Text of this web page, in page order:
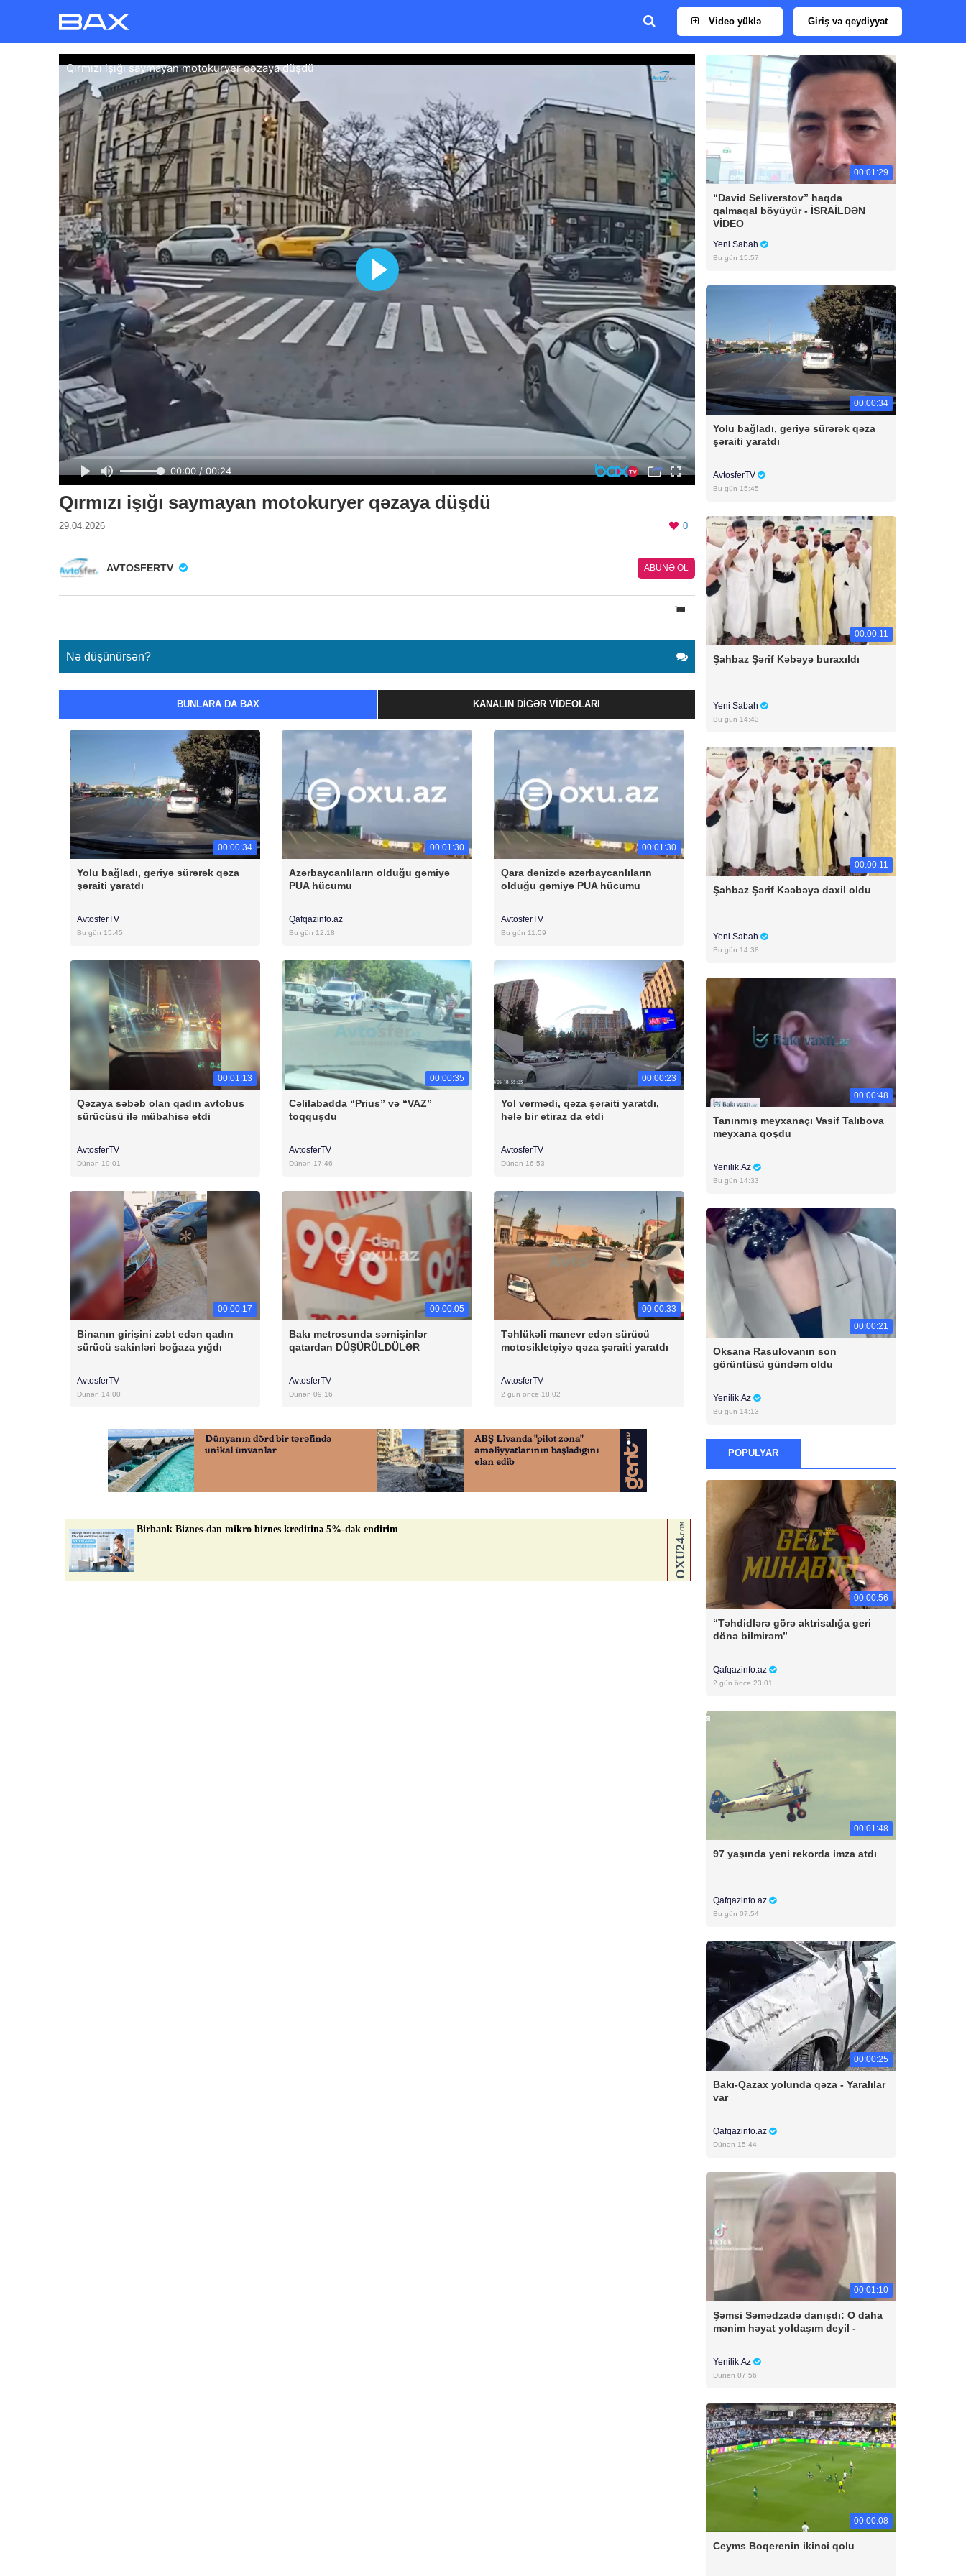
Video yüklə Giriş və qeydiyyat
Qırmızı işığı saymayan motokuryer qəzaya düşdü
29.04.2026 0
AVTOSFERTV ABUNƏ OL
Nə düşünürsən?
BUNLARA DA BAX KANALIN DIGƏR VIDEOLARI
00:00:34
Yolu bağladı, geriyə sürərək qəza
şəraiti yaratdı
AvtosferTV
Bu gün 15:45
00:01:30
Azərbaycanlıların olduğu gəmiyə
PUA hücumu
Qafqazinfo.az
Bu gün 12:18
00:01:30
Qara dənizdə azərbaycanlıların
olduğu gəmiyə PUA hücumu
AvtosferTV
Bu gün 11:59
00:01:13
Qəzaya səbəb olan qadın avtobus
sürücüsü ilə mübahisə etdi
AvtosferTV
Dünən 19:01
00:00:35
Cəlilabadda “Prius” və “VAZ”
toqquşdu
AvtosferTV
Dünən 17:46
00:00:23
Yol vermədi, qəza şəraiti yaratdı,
hələ bir etiraz da etdi
AvtosferTV
Dünən 16:53
00:00:17
Binanın girişini zəbt edən qadın
sürücü sakinləri boğaza yığdı
AvtosferTV
Dünən 14:00
00:00:05
Bakı metrosunda sərnişinlər
qatardan DÜŞÜRÜLDÜLƏR
AvtosferTV
Dünən 09:16
00:00:33
Təhlükəli manevr edən sürücü
motosikletçiyə qəza şəraiti yaratdı
AvtosferTV
2 gün öncə 18:02
00:01:29
“David Seliverstov” haqda
qalmaqal böyüyür - İSRAİLDƏN
VİDEO
Yeni Sabah
Bu gün 15:57
00:00:34
Yolu bağladı, geriyə sürərək qəza
şəraiti yaratdı
AvtosferTV
Bu gün 15:45
00:00:11
Şahbaz Şərif Kəbəyə buraxıldı
Yeni Sabah
Bu gün 14:43
00:00:11
Şahbaz Şərif Kəəbəyə daxil oldu
Yeni Sabah
Bu gün 14:38
00:00:48
Tanınmış meyxanaçı Vasif Talıbova
meyxana qoşdu
Yenilik.Az
Bu gün 14:33
00:00:21
Oksana Rasulovanın son
görüntüsü gündəm oldu
Yenilik.Az
Bu gün 14:13
POPULYAR
00:00:56
“Təhdidlərə görə aktrisalığa geri
dönə bilmirəm”
Qafqazinfo.az
2 gün öncə 23:01
00:01:48
97 yaşında yeni rekorda imza atdı
Qafqazinfo.az
Bu gün 07:54
00:00:25
Bakı-Qazax yolunda qəza - Yaralılar
var
Qafqazinfo.az
Dünən 15:44
00:01:10
Şəmsi Səmədzadə danışdı: O daha
mənim həyat yoldaşım deyil -
Yenilik.Az
Dünən 07:56
00:00:08
Ceyms Boqerenin ikinci qolu